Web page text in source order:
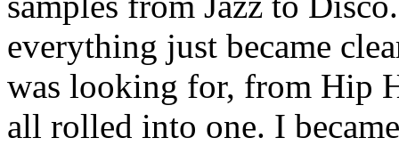
everything just became
was looking for, from Hip
all rolled into one. I